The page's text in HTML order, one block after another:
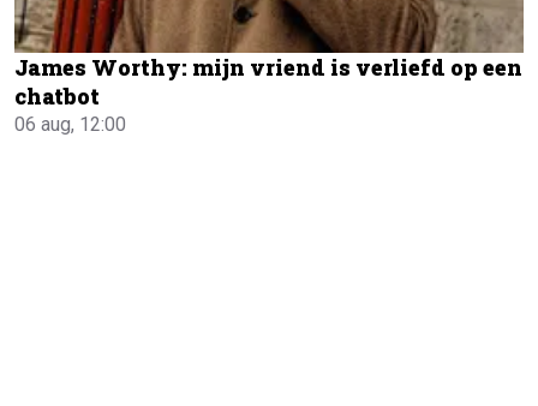
James Worthy: mijn vriend is verliefd op een
chatbot
06 aug, 12:00